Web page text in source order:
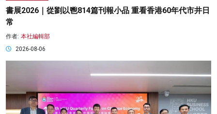
書展2026｜從劉以鬯814篇刊報小品 重看香港60年代市井日
常
作者: 本社編輯部
2026-08-06